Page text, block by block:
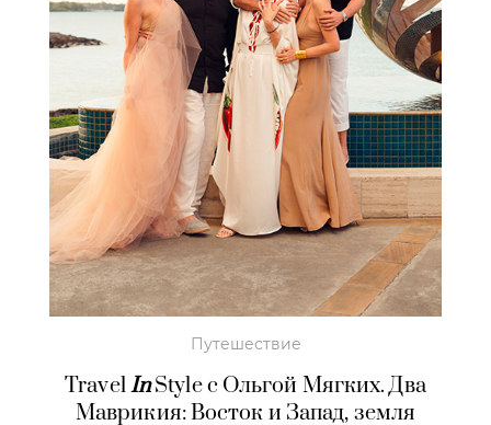
Путешествие
TravelInStyle с Ольгой Мягких. Два
Маврикия: Восток и Запад, земля